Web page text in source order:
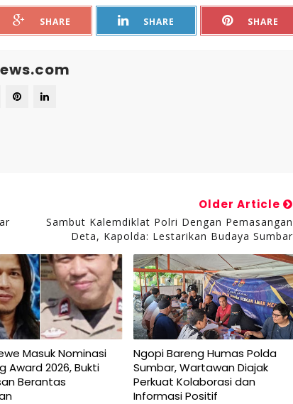
SHARE SHARE SHARE
Older Article
Sambut Kalemdiklat Polri Dengan Pemasangan
Deta, Kapolda: Lestarikan Budaya Sumbar
Masuk Nominasi
Award 2026, Bukti
Berantas
Ngopi Bareng Humas Polda
Sumbar, Wartawan Diajak
Perkuat Kolaborasi dan
Informasi Positif